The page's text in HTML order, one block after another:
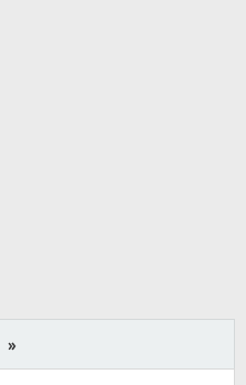
»
Soal